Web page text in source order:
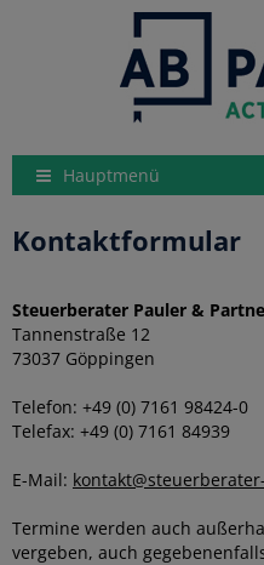
Hauptmenü
Kontaktformular
Steuerberater Pauler &
Tannenstraße 12
73037 Göppingen
Telefon: +49 (0) 7161 98424-0
Telefax: +49 (0) 7161 84939
E-Mail:
Termine werden auch
vergeben, auch